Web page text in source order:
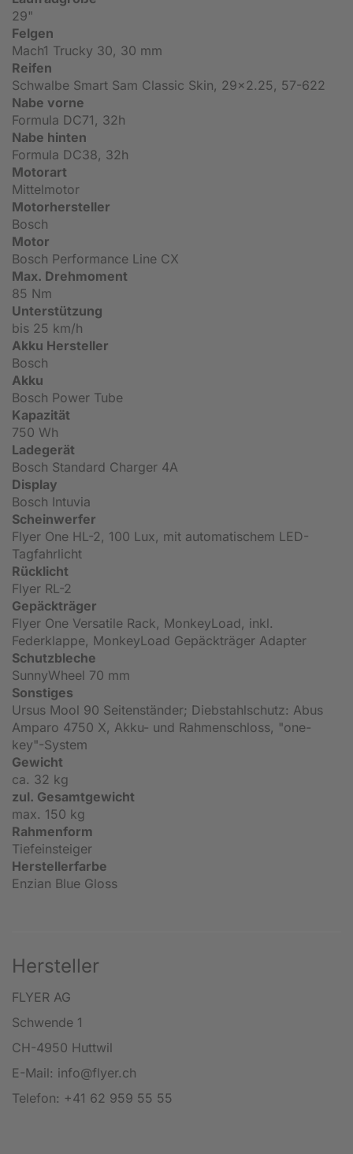
29"
Felgen
Mach1 Trucky 30, 30 mm
Reifen
Schwalbe Smart Sam Classic Skin, 29x2.25, 57-622
Nabe vorne
Formula DC71, 32h
Nabe hinten
Formula DC38, 32h
Motorart
Mittelmotor
Motorhersteller
Bosch
Motor
Bosch Performance Line CX
Max. Drehmoment
85 Nm
Unterstützung
bis 25 km/h
Akku Hersteller
Bosch
Akku
Bosch Power Tube
Kapazität
750 Wh
Ladegerät
Bosch Standard Charger 4A
Display
Bosch Intuvia
Scheinwerfer
Flyer One HL-2, 100 Lux, mit automatischem LED-
Tagfahrlicht
Rücklicht
Flyer RL-2
Gepäckträger
Flyer One Versatile Rack, MonkeyLoad, inkl.
Federklappe, MonkeyLoad Gepäckträger Adapter
Schutzbleche
SunnyWheel 70 mm
Sonstiges
Ursus Mool 90 Seitenständer; Diebstahlschutz: Abus
Amparo 4750 X, Akku- und Rahmenschloss, "one-
key"-System
Gewicht
ca. 32 kg
zul. Gesamtgewicht
max. 150 kg
Rahmenform
Tiefeinsteiger
Herstellerfarbe
Enzian Blue Gloss
Hersteller
FLYER AG
Schwende 1
CH-4950 Huttwil
E-Mail: info@flyer.ch
Telefon: +41 62 959 55 55